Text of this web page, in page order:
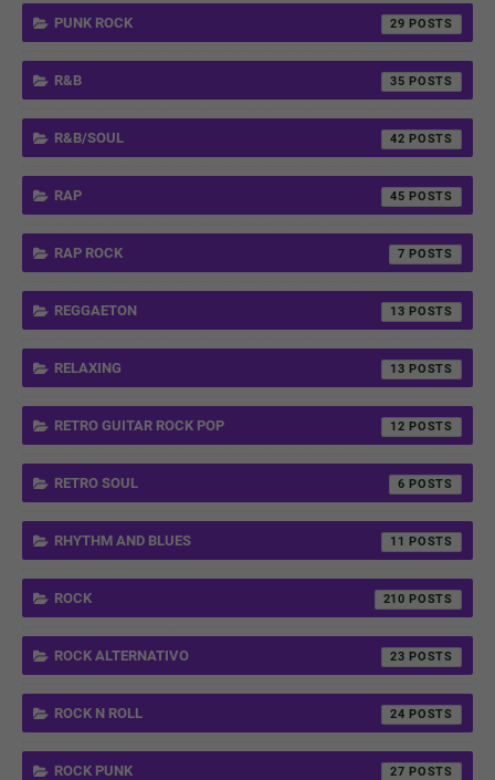
PUNK ROCK 29
R&B 35
R&B/SOUL 42
RAP 45
RAP ROCK 7
REGGAETON 13
RELAXING 13
RETRO GUITAR ROCK POP 12
RETRO SOUL 6
RHYTHM AND BLUES 11
ROCK 210
ROCK ALTERNATIVO 23
ROCK N ROLL 24
ROCK PUNK 27